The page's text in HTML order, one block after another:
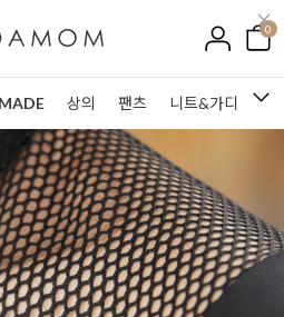
0
MADE 상의 팬츠 니트&가디건